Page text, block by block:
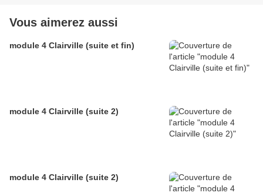
Vous aimerez aussi
module 4 Clairville (suite et fin)
module 4 Clairville (suite 2)
module 4 Clairville (suite 2)